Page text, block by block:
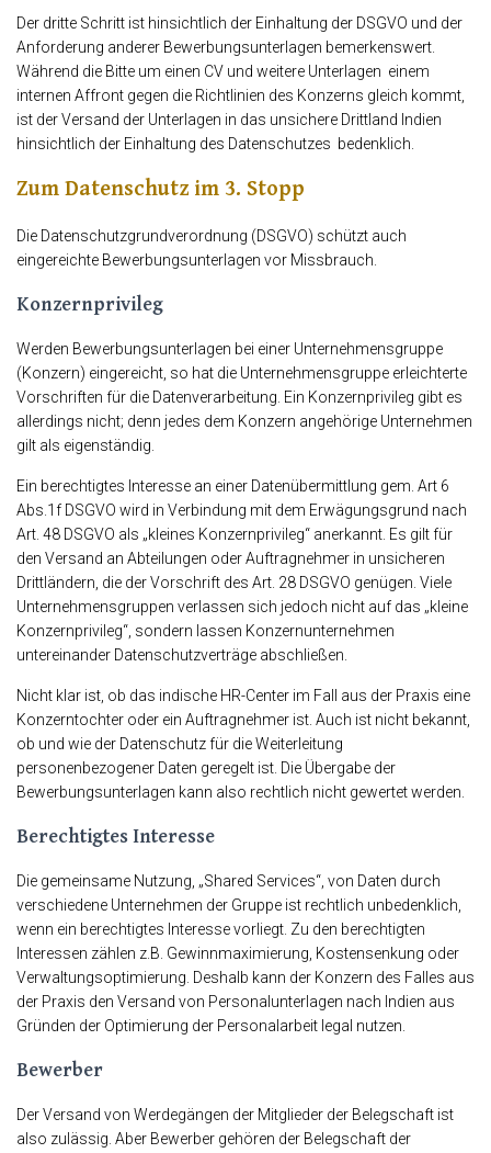
Der dritte Schritt ist hinsichtlich der Einhaltung der DSGVO und der
Anforderung anderer Bewerbungsunterlagen bemerkenswert.
Während die Bitte um einen CV und weitere Unterlagen einem
internen Affront gegen die Richtlinien des Konzerns gleich kommt,
ist der Versand der Unterlagen in das unsichere Drittland Indien
hinsichtlich der Einhaltung des Datenschutzes bedenklich.
Zum Datenschutz im 3. Stopp
Die Datenschutzgrundverordnung (DSGVO) schützt auch
eingereichte Bewerbungsunterlagen vor Missbrauch.
Konzernprivileg
Werden Bewerbungsunterlagen bei einer Unternehmensgruppe
(Konzern) eingereicht, so hat die Unternehmensgruppe erleichterte
Vorschriften für die Datenverarbeitung. Ein Konzernprivileg gibt es
allerdings nicht; denn jedes dem Konzern angehörige Unternehmen
gilt als eigenständig.
Ein berechtigtes Interesse an einer Datenübermittlung gem. Art 6
Abs.1f DSGVO wird in Verbindung mit dem Erwägungsgrund nach
Art. 48 DSGVO als „kleines Konzernprivileg“ anerkannt. Es gilt für
den Versand an Abteilungen oder Auftragnehmer in unsicheren
Drittländern, die der Vorschrift des Art. 28 DSGVO genügen. Viele
Unternehmensgruppen verlassen sich jedoch nicht auf das „kleine
Konzernprivileg“, sondern lassen Konzernunternehmen
untereinander Datenschutzverträge abschließen.
Nicht klar ist, ob das indische HR-Center im Fall aus der Praxis eine
Konzerntochter oder ein Auftragnehmer ist. Auch ist nicht bekannt,
ob und wie der Datenschutz für die Weiterleitung
personenbezogener Daten geregelt ist. Die Übergabe der
Bewerbungsunterlagen kann also rechtlich nicht gewertet werden.
Berechtigtes Interesse
Die gemeinsame Nutzung, „Shared Services“, von Daten durch
verschiedene Unternehmen der Gruppe ist rechtlich unbedenklich,
wenn ein berechtigtes Interesse vorliegt. Zu den berechtigten
Interessen zählen z.B. Gewinnmaximierung, Kostensenkung oder
Verwaltungsoptimierung. Deshalb kann der Konzern des Falles aus
der Praxis den Versand von Personalunterlagen nach Indien aus
Gründen der Optimierung der Personalarbeit legal nutzen.
Bewerber
Der Versand von Werdegängen der Mitglieder der Belegschaft ist
also zulässig. Aber Bewerber gehören der Belegschaft der